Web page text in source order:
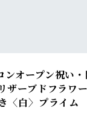
ンオープン祝い
ザーブドフラワ
〈白〉プライム